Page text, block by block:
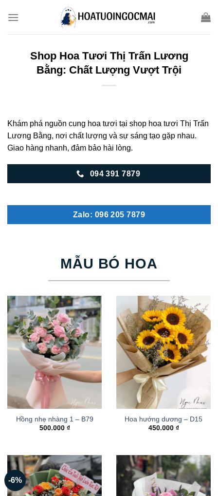
Shop Hoa Tươi Thị Trấn Lương
Bằng: Chất Lượng Vượt Trội
Khám phá nguồn cung hoa tươi tại shop hoa tươi Thị Trấn
Lương Bằng, nơi chất lượng và sự sáng tạo gặp nhau.
Giao hàng nhanh, đảm bảo hài lòng.
094 391 7879
Zalo: 096 205 7879
MẪU BÓ HOA
Hồng nhẹ nhàng 1 – B79
500.000 ₫
Hoa hướng dương – D15
450.000 ₫
-6%